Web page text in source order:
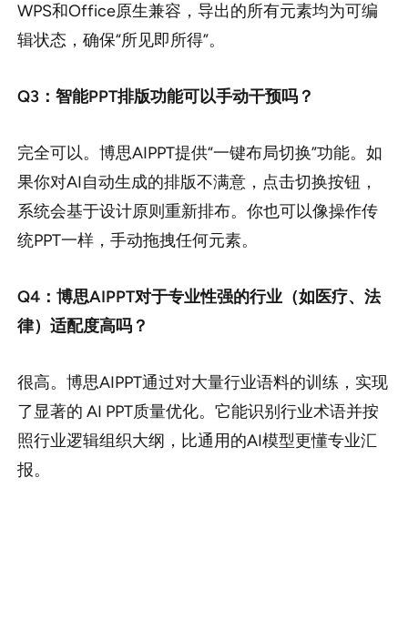
WPS和Office原生兼容，导出的所有元素均为可编
辑状态，确保“所见即所得”。
Q3：智能PPT排版功能可以手动干预吗？
完全可以。博思AIPPT提供“一键布局切换”功能。如
果你对AI自动生成的排版不满意，点击切换按钮，
系统会基于设计原则重新排布。你也可以像操作传
统PPT一样，手动拖拽任何元素。
Q4：博思AIPPT对于专业性强的行业（如医疗、法
律）适配度高吗？
很高。博思AIPPT通过对大量行业语料的训练，实现
了显著的 AI PPT质量优化。它能识别行业术语并按
照行业逻辑组织大纲，比通用的AI模型更懂专业汇
报。